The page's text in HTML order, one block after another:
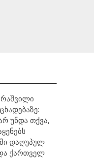
უნდა თქვა,
დაღუპულ
ქართველ